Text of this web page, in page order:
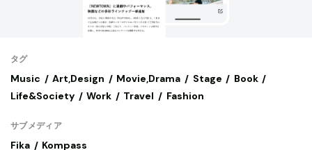
タグ
Music Art,Design Movie,Drama Stage
Book
Life&Society
Work Travel Fashion
サブメディア
Fika Kompass